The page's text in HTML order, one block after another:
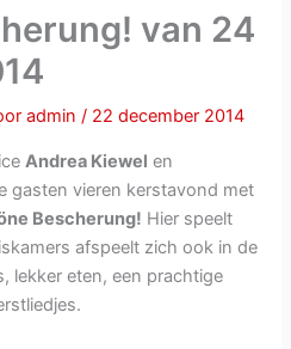
van 24
admin/ 22 december 2014
Andrea Kiewel en
gasten vieren kerstavond met
Bescherung! Hier speelt
afspeelt zich ook in de
lekker eten, een prachtige